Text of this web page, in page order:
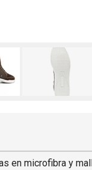
en microfibra y